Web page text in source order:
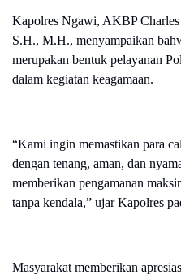
Kapolres Ngawi, AKBP
S.H., M.H., menyampaikan
merupakan bentuk pelayanan
dalam kegiatan keagamaan.
“Kami ingin memastikan para
dengan tenang, aman, dan
memberikan pengamanan
tanpa kendala,” ujar Kapolres
Masyarakat memberikan